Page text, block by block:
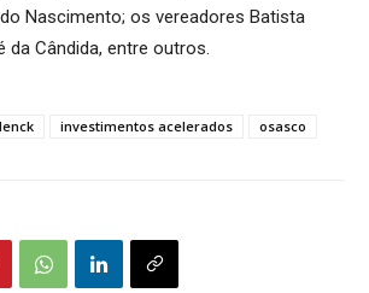
Nascimento; os vereadores Batista
da Cândida, entre outros.
investimentos acelerados osasco